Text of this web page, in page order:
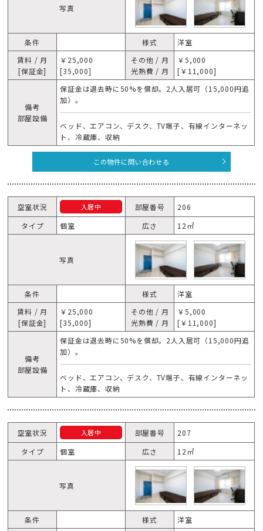
写真
条件 様式
洋室
賃料 / 月
[保証金]
￥25,000
[35,000]
その他 / 月
光熱費 / 月
￥5,000
[￥11,000]
備考
部屋設備
保証金は退去時に50%を償却。2人入居可（15,000円追
加）。
ベッド、エアコン、デスク、TV端子、有線インターネッ
ト、冷蔵庫、収納
この物件に問い合わせる
空室状況 入居中 部屋番号
206
タイプ
個室 広さ 12㎡
写真
条件 様式
洋室
賃料 / 月
[保証金]
￥25,000
[35,000]
その他 / 月
光熱費 / 月
￥5,000
[￥11,000]
備考
部屋設備
保証金は退去時に50%を償却。2人入居可（15,000円追
加）。
ベッド、エアコン、デスク、TV端子、有線インターネッ
ト、冷蔵庫、収納
空室状況 入居中 部屋番号
207
タイプ
個室 広さ 12㎡
写真
条件 様式
洋室